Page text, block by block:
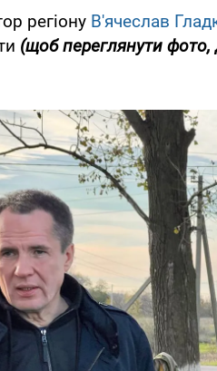
регіону В'ячеслав
(щоб переглянути фото,